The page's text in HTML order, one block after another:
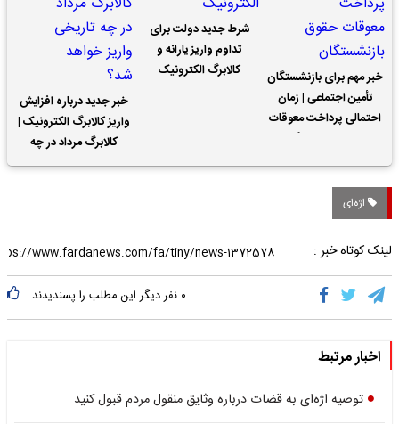
خبر مهم برای بازنشستگان
تأمین اجتماعی | زمان
احتمالی پرداخت معوقات
شرط جدید دولت برای
تداوم واریز یارانه و
کالابرگ الکترونیک
خبر جدید درباره افزایش
واریز کالابرگ الکترونیک |
کالابرگ مرداد در چه
تاریخی واریز خواهد شد؟
اژه‌ای
لینک کوتاه خبر :
۰ نفر دیگر این مطلب را پسندیدند
اخبار مرتبط
توصیه اژه‌ای به قضات درباره وثایق منقول مردم قبول کنید